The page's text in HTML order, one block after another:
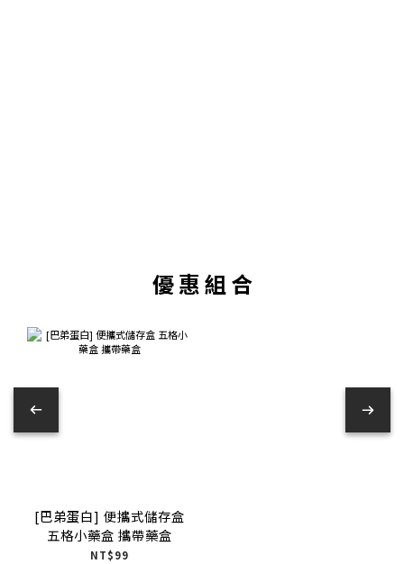
優 惠 組 合
[巴弟蛋白] 便攜式儲存盒
五格小藥盒 攜帶藥盒
NT$99